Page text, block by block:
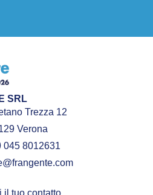
SRL
Trezza 12
Verona
045 8012631
il tuo contatto